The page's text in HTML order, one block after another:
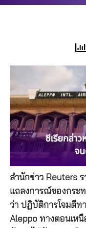
สำนักข่าว Reuters
แถลงการณ์ของกระท
ว่า ปฏิบัติการโจมตีท
Aleppo ทางตอนเหนื